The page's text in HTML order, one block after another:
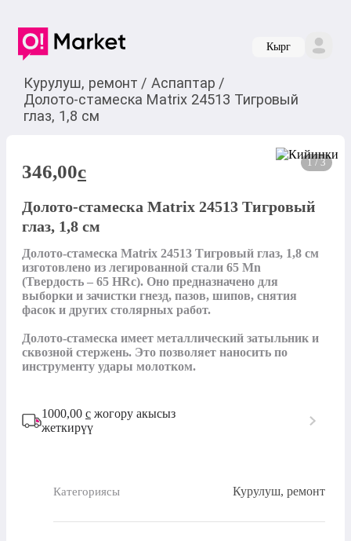
Кырг
Курулуш, ремонт / Аспаптар /
Долото-стамеска Matrix 24513 Тигровый
глаз, 1,8 см
1 / 3
346,00c
Долото-стамеска Matrix 24513 Тигровый
глаз, 1,8 см
Долото-стамеска Matrix 24513 Тигровый глаз, 1,8 см
изготовлено из легированной стали 65 Mn
(Твердость – 65 HRc). Оно предназначено для
выборки и зачистки гнезд, пазов, шипов, снятия
фасок и других столярных работ.
Долото-стамеска имеет металлический затыльник и
сквозной стержень. Это позволяет наносить по
инструменту удары молотком.
1000,00 с жогору акысыз
жеткирүү
Категориясы Курулуш, ремонт